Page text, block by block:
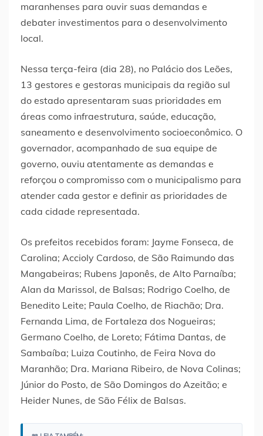
maranhenses para ouvir suas demandas e
debater investimentos para o desenvolvimento
local.
Nessa terça-feira (dia 28), no Palácio dos Leões,
13 gestores e gestoras municipais da região sul
do estado apresentaram suas prioridades em
áreas como infraestrutura, saúde, educação,
saneamento e desenvolvimento socioeconômico. O
governador, acompanhado de sua equipe de
governo, ouviu atentamente as demandas e
reforçou o compromisso com o municipalismo para
atender cada gestor e definir as prioridades de
cada cidade representada.
Os prefeitos recebidos foram: Jayme Fonseca, de
Carolina; Accioly Cardoso, de São Raimundo das
Mangabeiras; Rubens Japonês, de Alto Parnaíba;
Alan da Marissol, de Balsas; Rodrigo Coelho, de
Benedito Leite; Paula Coelho, de Riachão; Dra.
Fernanda Lima, de Fortaleza dos Nogueiras;
Germano Coelho, de Loreto; Fátima Dantas, de
Sambaíba; Luiza Coutinho, de Feira Nova do
Maranhão; Dra. Mariana Ribeiro, de Nova Colinas;
Júnior do Posto, de São Domingos do Azeitão; e
Heider Nunes, de São Félix de Balsas.